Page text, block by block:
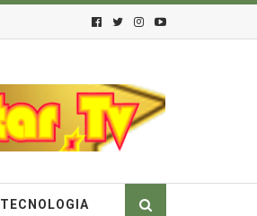
TECNOLOGIA